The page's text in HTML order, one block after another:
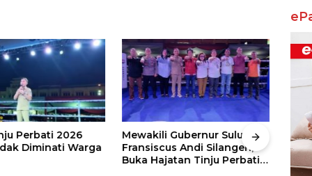
Perbati 2026
Diminati Warga
Mewakili Gubernur Sulut, dr
Fransiscus Andi Silangen,
Buka Hajatan Tinju Perbati